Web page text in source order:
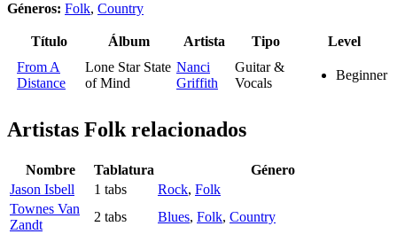
Géneros: Folk, Country
Título Álbum Artista Tipo
Level
From A
Distance
Lone Star State
of Mind
Nanci
Griffith
Guitar &
Vocals
Beginner
Artistas Folkrelacionados
Nombre Tablatura
Género
Jason Isbell
1 tabs Rock, Folk
Townes Van
Zandt
2 tabs Blues, Folk, Country